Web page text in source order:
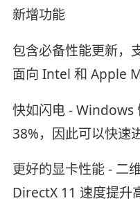
新增功能
包含必备性能更新，
面向 Intel 和 Apple
快如闪电 - Windows
38%，因此可以快速
更好的显卡性能 - 二
DirectX 11 速度提升